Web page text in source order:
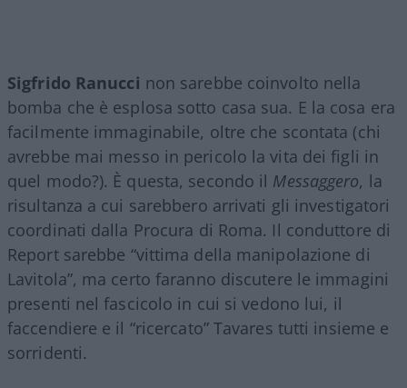
Sigfrido Ranucci non sarebbe coinvolto nella
bomba che è esplosa sotto casa sua. E la cosa era
facilmente immaginabile, oltre che scontata (chi
avrebbe mai messo in pericolo la vita dei figli in
quel modo?). È questa, secondo il Messaggero, la
risultanza a cui sarebbero arrivati gli investigatori
coordinati dalla Procura di Roma. Il conduttore di
Report sarebbe “vittima della manipolazione di
Lavitola”, ma certo faranno discutere le immagini
presenti nel fascicolo in cui si vedono lui, il
faccendiere e il “ricercato” Tavares tutti insieme e
sorridenti.